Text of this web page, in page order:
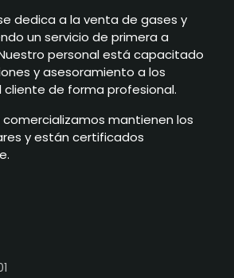
dedica a la venta de gases y
un servicio de primera a
personal está capacitado
y asesoramiento a los
de forma profesional.
mantienen los
y están certificados